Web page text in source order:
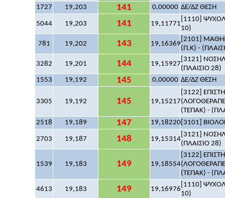
1727
19,203 141 0,00000 ΔΕ/ΔΖ ΘΕΣΗ
5044 19,203 141 19,11771
[1110]
10)
781 19,202 143 19,16369
[2101]
(Π.Κ) -
3282 19,201 144 19,15927
[3121]
(ΠΛΑΙΣΙΟ 28)
1553
19,192 145 0,00000 ΔΕ/ΔΖ ΘΕΣΗ
3305 19,192 145 19,15217
[3122]
(ΤΕΠΑΚ) -
2518
19,189 147 19,18220 [3101]
2703 19,187 148 19,15314
[3121]
(ΠΛΑΙΣΙΟ 28)
1539 19,183 149 19,18554
[3122]
(ΤΕΠΑΚ) -
4613 19,183 149 19,16976
[1110]
10)